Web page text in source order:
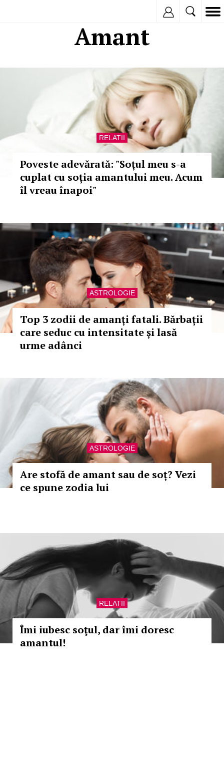
Amant
RELATII
Poveste adevărată: "Soțul meu s-a
cuplat cu soția amantului meu. Acum
îl vreau înapoi"
ASTROLOGIE
Top 3 zodii de amanți fatali. Bărbații
care seduc cu intensitate și lasă
urme adânci
ASTROLOGIE
Are stofă de amant sau de soț? Vezi
ce spune zodia lui
RELATII
Îmi iubesc soţul, dar îmi doresc
amantul!